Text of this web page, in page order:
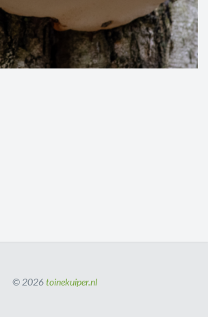
© 2026toinekuiper.nl